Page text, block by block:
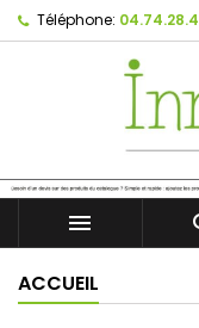
Téléphone:

ACCUEIL